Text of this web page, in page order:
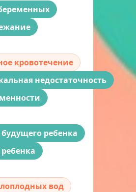
кровотечение
недостаточность
ребенка
вод